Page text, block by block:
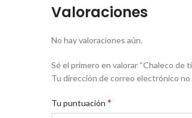
Valoraciones
No hay valoraciones aún.
Sé el primero en valorar “Chaleco de
Tu dirección de correo electrónico no
Tu puntuación *